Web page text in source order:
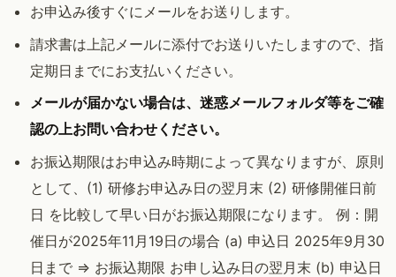
お申込み後すぐにメールをお送りします。
請求書は上記メールに添付でお送りいたしますので、指
定期日までにお支払いください。
メールが届かない場合は、迷惑メールフォルダ等をご確
認の上お問い合わせください。
お振込期限はお申込み時期によって異なりますが、原則
として、(1) 研修お申込み日の翌月末 (2) 研修開催日前
日 を比較して早い日がお振込期限になります。 例：開
催日が2025年11月19日の場合 (a) 申込日 2025年9月30
日まで => お振込期限 お申し込み日の翌月末 (b) 申込日